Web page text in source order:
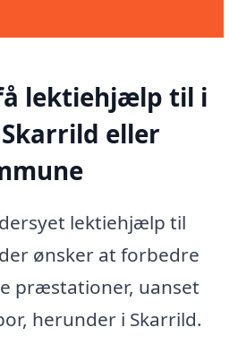
lektiehjælp til i
eller
lektiehjælp til
ønsker at forbedre
præstationer, uanset
herunder i Skarrild.